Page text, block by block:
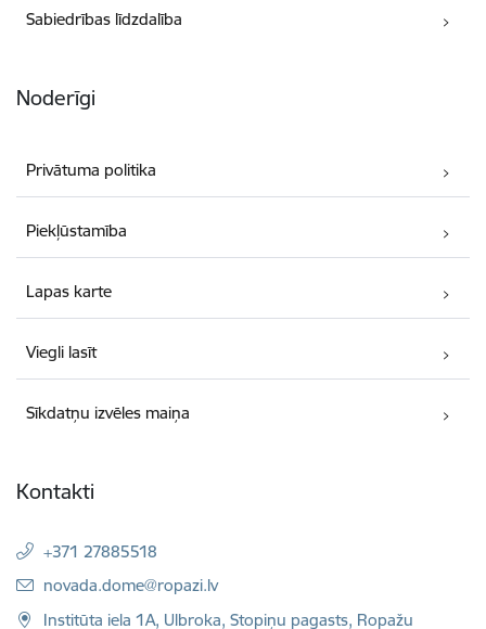
Sabiedrības līdzdalība
Noderīgi
Privātuma politika
Piekļūstamība
Lapas karte
Viegli lasīt
Sīkdatņu izvēles maiņa
Kontakti
+371 27885518
E-pasts:
novada.dome@ropazi.lv
Institūta iela 1A, Ulbroka, Stopiņu pagasts, Ropažu